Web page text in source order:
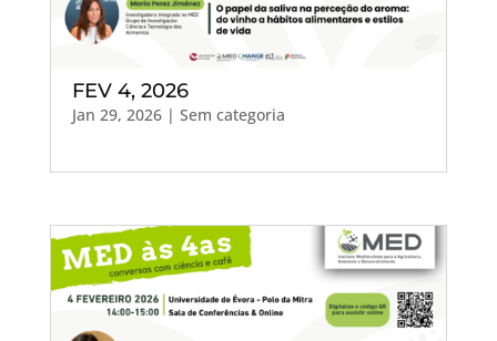
FEV 4, 2026
Jan 29, 2026| Sem categoria